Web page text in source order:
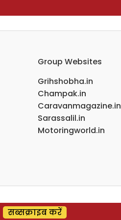
Group Websites
Grihshobha.in
Champak.in
Caravanmagazine.in
Sarassalil.in
Motoringworld.in
सब्सक्राइब करें